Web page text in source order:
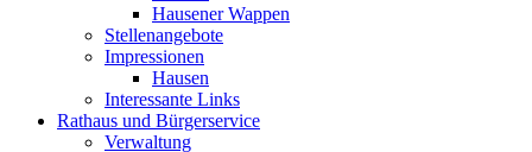
Hausener Wappen
Stellenangebote
Impressionen
Hausen
Interessante Links
Rathaus und Bürgerservice
Verwaltung